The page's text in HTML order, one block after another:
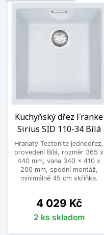
Kuchyňský dřez Franke
Sirius SID 110-34 Bílá
Hranatý Tectonite jednodřez,
provedení Bílá, rozměr 365 x
440 mm, vana 340 x 410 x
200 mm, spodní montáž,
minimálně 45 cm skříňka.
Cena
4 029 Kč
2 ks skladem